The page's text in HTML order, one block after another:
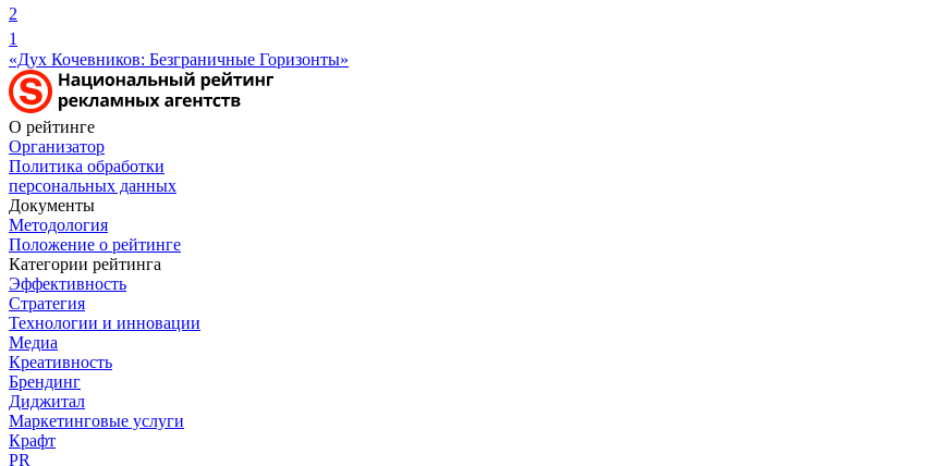
2
1
«Дух Кочевников: Безграничные Горизонты»
О рейтинге
Организатор
Политика обработки
персональных данных
Документы
Методология
Положение о рейтинге
Категории рейтинга
Эффективность
Стратегия
Технологии и инновации
Медиа
Креативность
Брендинг
Диджитал
Маркетинговые услуги
Крафт
PR